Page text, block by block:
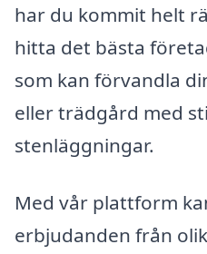
har du kommit helt
hitta det bästa
som kan förvandla
eller trädgård med
stenläggningar.
Med vår plattform
erbjudanden från